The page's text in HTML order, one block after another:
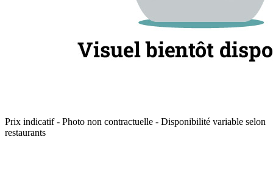
Prix indicatif - Photo non contractuelle - Disponibilité variable selon
restaurants